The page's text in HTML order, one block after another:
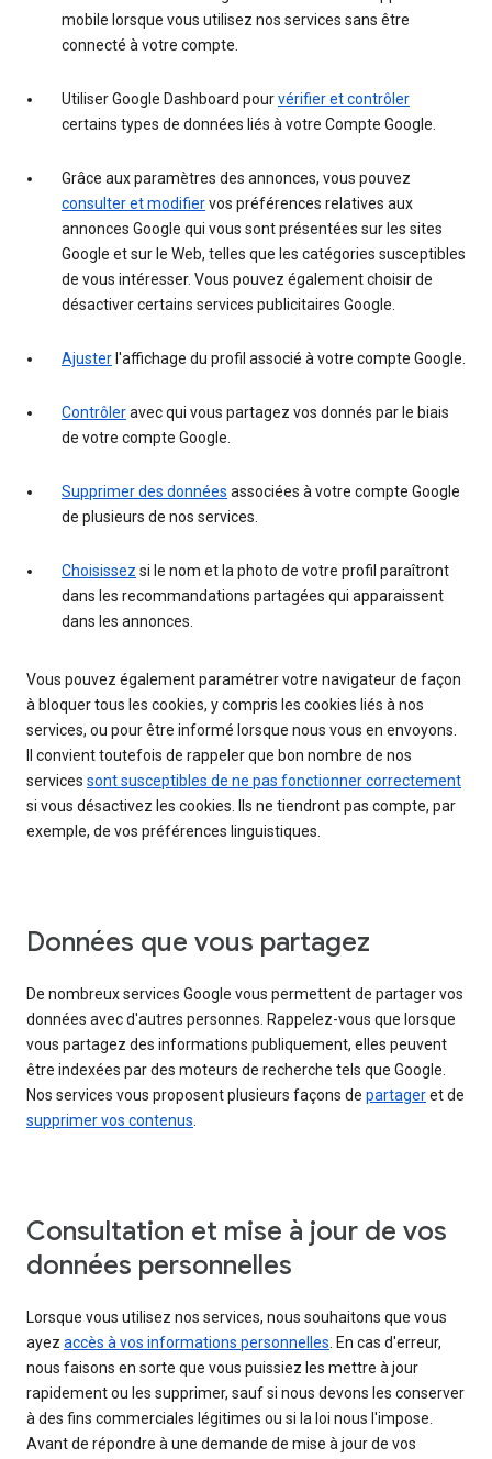
mobile lorsque vous utilisez nos services sans être
connecté à votre compte.
Utiliser Google Dashboard pourvérifier et contrôler
certains types de données liés à votre Compte Google.
Grâce aux paramètres des annonces, vous pouvez
consulter et modifiervos préférences relatives aux
annonces Google qui vous sont présentées sur les sites
Google et sur le Web, telles que les catégories susceptibles
de vous intéresser. Vous pouvez également choisir de
désactiver certains services publicitaires Google.
Ajuster l'affichage du profil associé à votre compte Google.
Contrôleravec qui vous partagez vos donnés par le biais
de votre compte Google.
Supprimer des données associées à votre compte Google
de plusieurs de nos services.
Choisissez si le nom et la photo de votre profil paraîtront
dans les recommandations partagées qui apparaissent
dans les annonces.
Vous pouvez également paramétrer votre navigateur de façon
à bloquer tous les cookies, y compris les cookies liés à nos
services, ou pour être informé lorsque nous vous en envoyons.
Il convient toutefois de rappeler que bon nombre de nos
services sont susceptibles de ne pas fonctionner correctement
si vous désactivez les cookies. Ils ne tiendront pas compte, par
exemple, de vos préférences linguistiques.
Données que vous partagez
De nombreux services Google vous permettent de partager vos
données avec d'autres personnes. Rappelez-vous que lorsque
vous partagez des informations publiquement, elles peuvent
être indexées par des moteurs de recherche tels que Google.
Nos services vous proposent plusieurs façons de partageret de
supprimer vos contenus.
Consultation et mise à jour de vos
données personnelles
Lorsque vous utilisez nos services, nous souhaitons que vous
ayez accès à vos informations personnelles. En cas d'erreur,
nous faisons en sorte que vous puissiez les mettre à jour
rapidement ou les supprimer, sauf si nous devons les conserver
à des fins commerciales légitimes ou si la loi nous l'impose.
Avant de répondre à une demande de mise à jour de vos